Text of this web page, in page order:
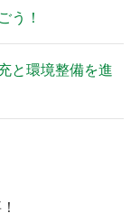
う！
と環境整備を進